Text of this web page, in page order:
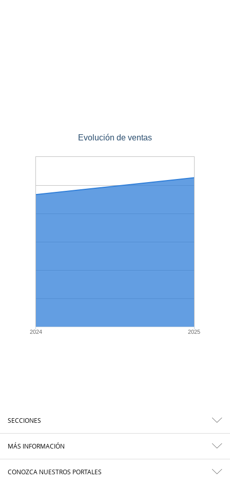
Evolución de ventas
2024 2025
SECCIONES
MÁS INFORMACIÓN
CONOZCA NUESTROS PORTALES